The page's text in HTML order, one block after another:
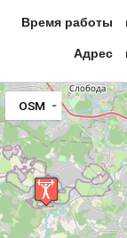
Время работы
Адрес
OSM